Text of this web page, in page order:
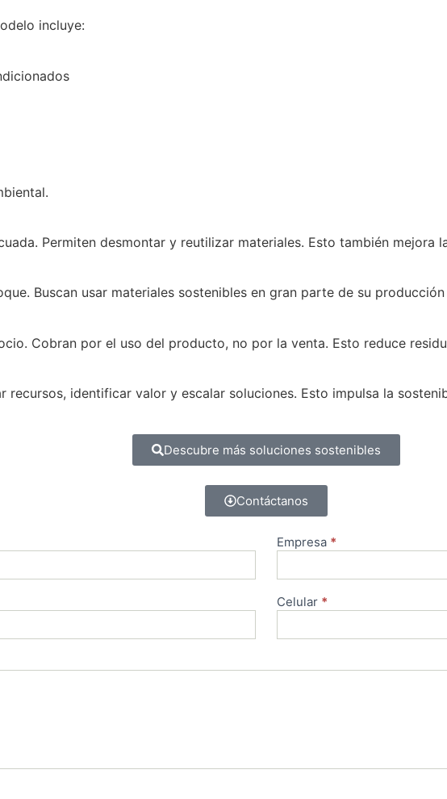
incluye:
Permiten desmontar y reutilizar materiales. Esto también mejora
Buscan usar materiales sostenibles en gran parte de su
Cobran por el uso del producto, no por la venta. Esto reduce
recursos, identificar valor y escalar soluciones. Esto impulsa la
Descubre más soluciones sostenibles
Contáctanos
Empresa *
Celular *